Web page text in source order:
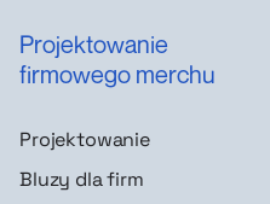
Projektowanie
firmowego merchu
Projektowanie
Bluzy dla firm